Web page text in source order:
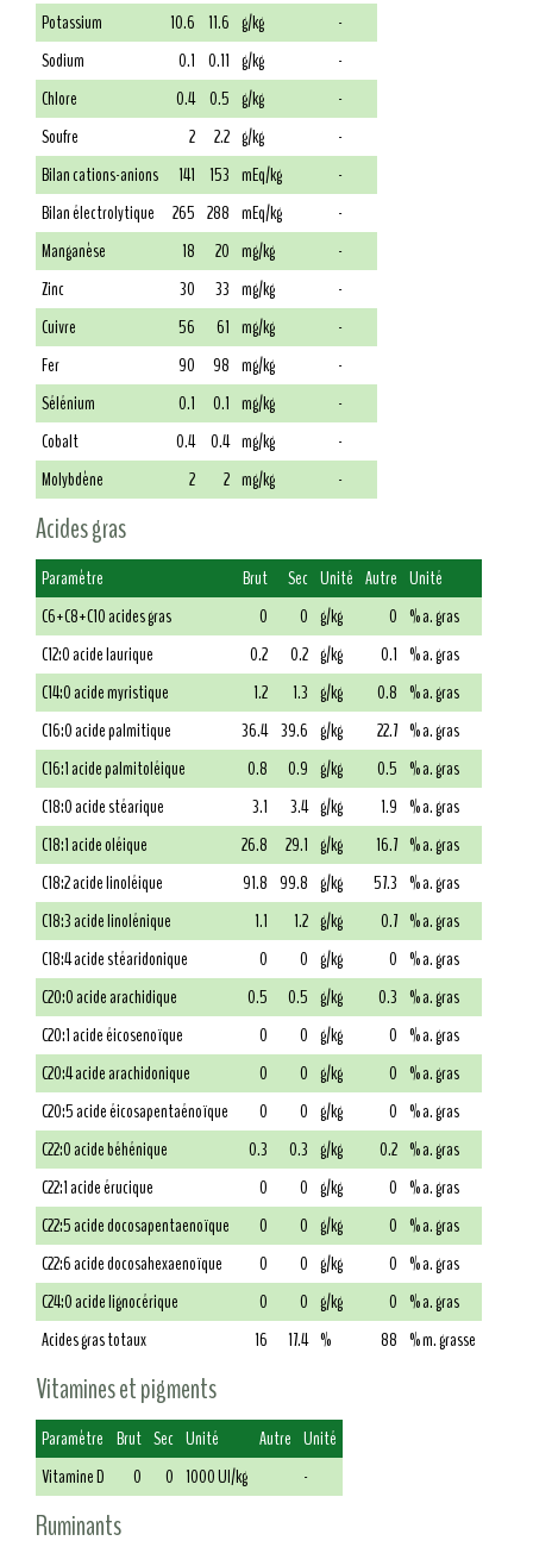
Potassium
10.6 11.6 g/kg
-
Sodium
0.1 0.11 g/kg
-
Chlore
0.4 0.5 g/kg
-
Soufre
2 2.2 g/kg
-
Bilan cations-anions
141 153 mEq/kg
-
Bilan électrolytique
265 288 mEq/kg
-
Manganèse
18 20 mg/kg
-
Zinc
30 33 mg/kg
-
Cuivre
56 61 mg/kg
-
Fer
90 98 mg/kg
-
Sélénium
0.1 0.1 mg/kg
-
Cobalt
0.4 0.4 mg/kg
-
Molybdène
2 2 mg/kg -
Acides gras
Paramètre Brut Sec Unité Autre Unité
C6+C8+C10 acides gras
0 0 g/kg 0 % a. gras
C12:0 acide laurique
0.2 0.2 g/kg 0.1 % a. gras
C14:0 acide myristique
1.2 1.3 g/kg 0.8 % a. gras
C16:0 acide palmitique
36.4 39.6 g/kg 22.7 % a. gras
C16:1 acide palmitoléique
0.8 0.9 g/kg 0.5 % a. gras
C18:0 acide stéarique
3.1 3.4 g/kg 1.9 % a. gras
C18:1 acide oléique
26.8 29.1 g/kg 16.7 % a. gras
C18:2 acide linoléique
91.8 99.8 g/kg 57.3 % a. gras
C18:3 acide linolénique
1.1 1.2 g/kg 0.7 % a. gras
C18:4 acide stéaridonique
0 0 g/kg 0 % a. gras
C20:0 acide arachidique
0.5 0.5 g/kg 0.3 % a. gras
C20:1 acide éicosenoïque
0 0 g/kg 0 % a. gras
C20:4 acide arachidonique
0 0 g/kg 0 % a. gras
C20:5 acide éicosapentaénoïque
0 0 g/kg 0 % a. gras
C22:0 acide béhénique
0.3 0.3 g/kg 0.2 % a. gras
C22:1 acide érucique
0 0 g/kg 0 % a. gras
C22:5 acide docosapentaenoïque
0 0 g/kg 0 % a. gras
C22:6 acide docosahexaenoïque
0 0 g/kg 0 % a. gras
C24:0 acide lignocérique
0 0 g/kg 0 % a. gras
Acides gras totaux
16 17.4 % 88 % m. grasse
Vitamines et pigments
Paramètre Brut Sec Unité Autre Unité
Vitamine D
0 0 1000 UI/kg -
Ruminants